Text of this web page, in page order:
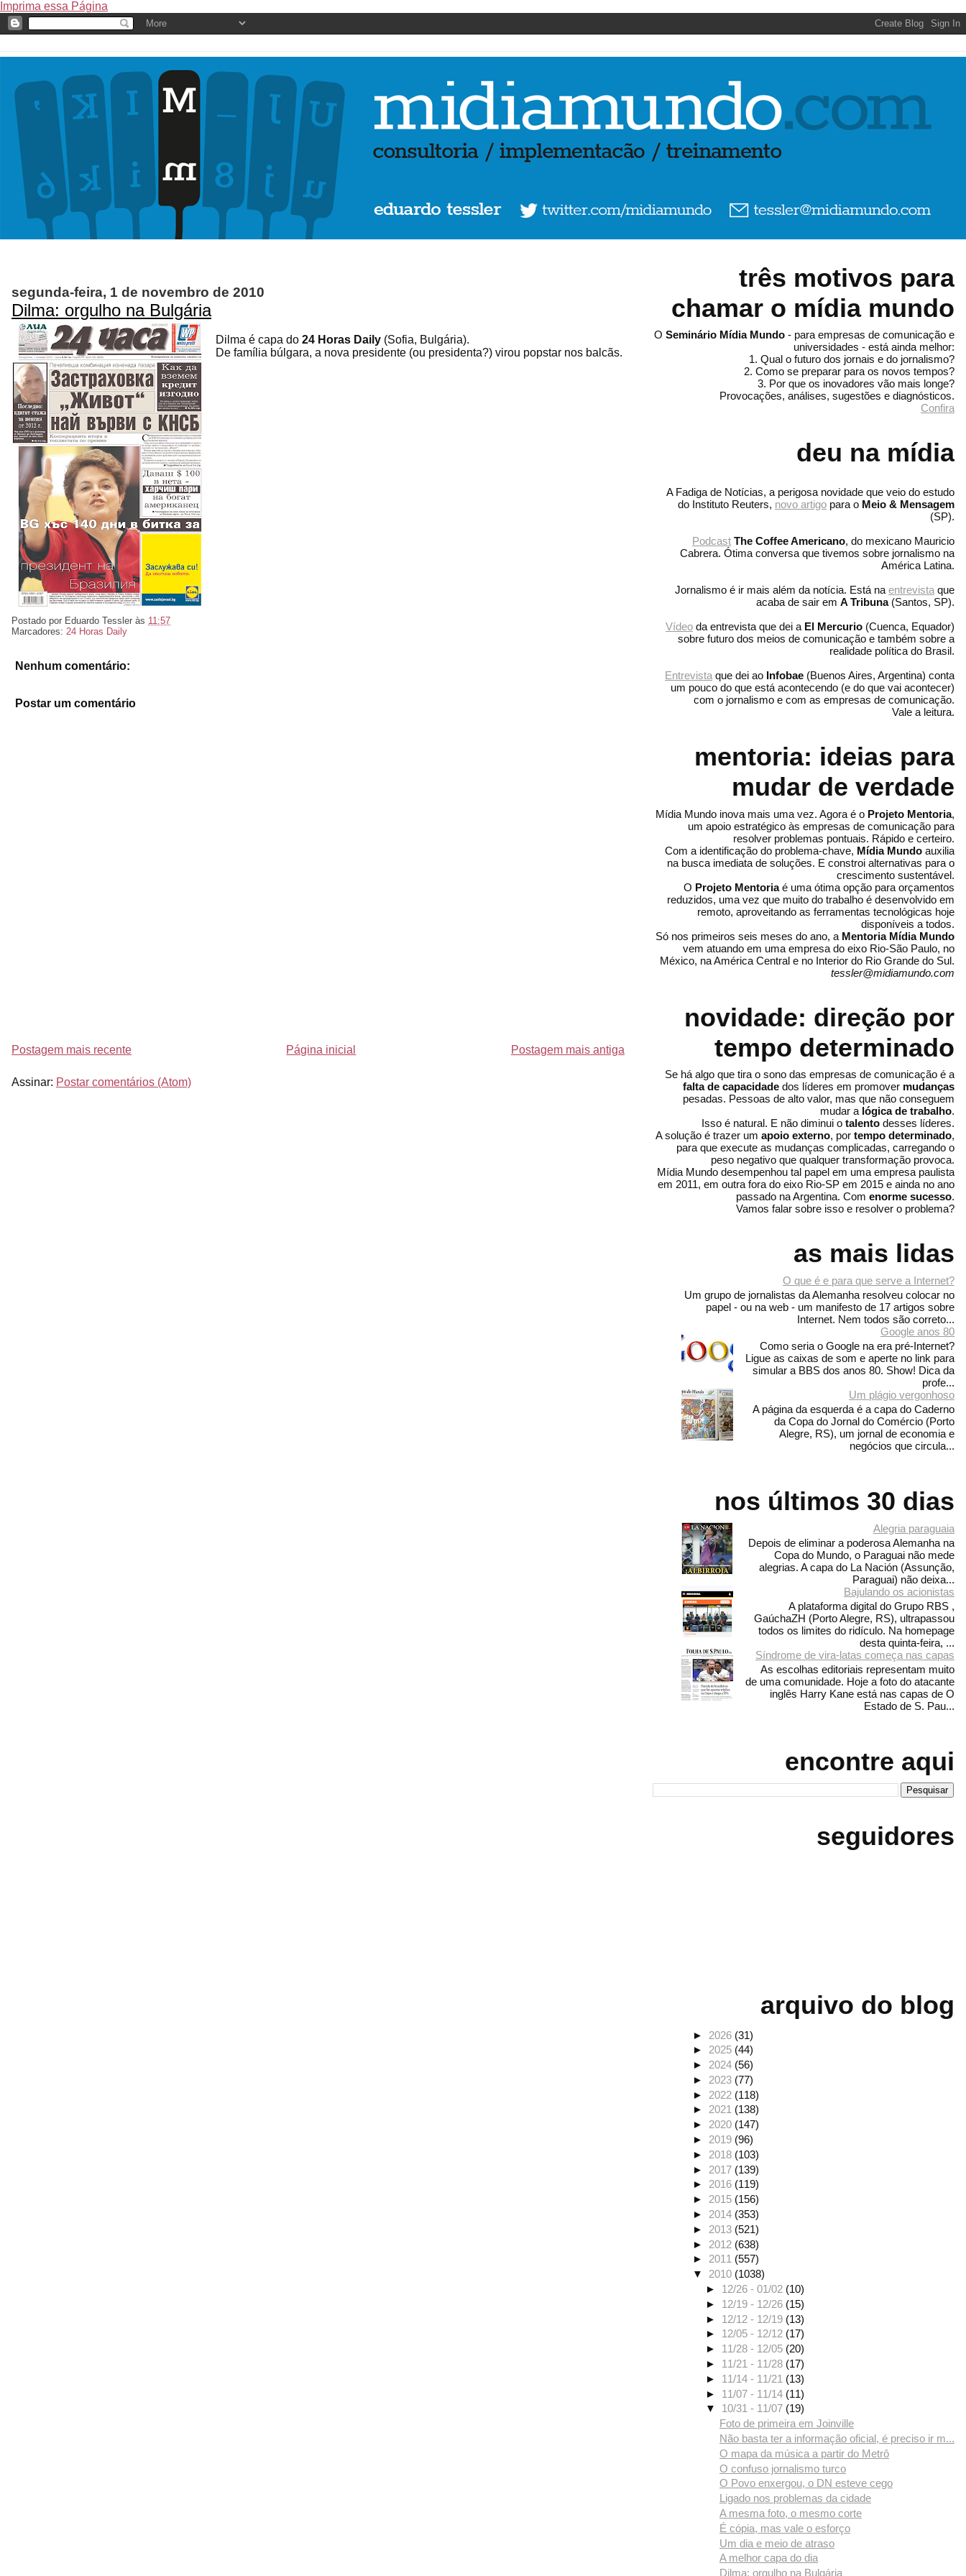
Imprima essa Página
segunda-feira, 1 de novembro de 2010
Dilma: orgulho na Bulgária
Dilma é capa do 24 Horas Daily (Sofia, Bulgária).
De família búlgara, a nova presidente (ou presidenta?) virou popstar nos balcãs.
Postado por Eduardo Tessler às 11:57
Marcadores: 24 Horas Daily
Nenhum comentário:
Postar um comentário
Postagem mais recente Postagem mais antiga
Página inicial
Assinar: Postar comentários (Atom)
três motivos para
chamar o mídia mundo
O Seminário Mídia Mundo - para empresas de comunicação e
universidades - está ainda melhor:
1. Qual o futuro dos jornais e do jornalismo?
2. Como se preparar para os novos tempos?
3. Por que os inovadores vão mais longe?
Provocações, análises, sugestões e diagnósticos.
Confira
deu na mídia
A Fadiga de Notícias, a perigosa novidade que veio do estudo
do Instituto Reuters, novo artigo para o Meio & Mensagem
(SP).
Podcast The Coffee Americano, do mexicano Mauricio
Cabrera. Ótima conversa que tivemos sobre jornalismo na
América Latina.
Jornalismo é ir mais além da notícia. Está na entrevista que
acaba de sair em A Tribuna(Santos, SP).
Vídeo da entrevista que dei a El Mercurio (Cuenca, Equador)
sobre futuro dos meios de comunicação e também sobre a
realidade política do Brasil.
Entrevista que dei ao Infobae (Buenos Aires, Argentina) conta
um pouco do que está acontecendo (e do que vai acontecer)
com o jornalismo e com as empresas de comunicação.
Vale a leitura.
mentoria: ideias para
mudar de verdade
Mídia Mundo inova mais uma vez. Agora é o Projeto Mentoria,
um apoio estratégico às empresas de comunicação para
resolver problemas pontuais. Rápido e certeiro.
Com a identificação do problema-chave, Mídia Mundo auxilia
na busca imediata de soluções. E constroi alternativas para o
crescimento sustentável.
O Projeto Mentoriaé uma ótima opção para orçamentos
reduzidos, uma vez que muito do trabalho é desenvolvido em
remoto, aproveitando as ferramentas tecnológicas hoje
disponíveis a todos.
Só nos primeiros seis meses do ano, a Mentoria Mídia Mundo
vem atuando em uma empresa do eixo Rio-São Paulo, no
México, na América Central e no Interior do Rio Grande do Sul.
tessler@midiamundo.com
novidade: direção por
tempo determinado
Se há algo que tira o sono das empresas de comunicação é a
falta de capacidade dos líderes em promover mudanças
pesadas. Pessoas de alto valor, mas que não conseguem
mudar a lógica de trabalho.
Isso é natural. E não diminui o talento desses líderes.
A solução é trazer um apoio externo, por tempo determinado,
para que execute as mudanças complicadas, carregando o
peso negativo que qualquer transformação provoca.
Mídia Mundo desempenhou tal papel em uma empresa paulista
em 2011, em outra fora do eixo Rio-SP em 2015 e ainda no ano
passado na Argentina. Com enorme sucesso.
Vamos falar sobre isso e resolver o problema?
as mais lidas
O que é e para que serve a Internet?
Um grupo de jornalistas da Alemanha resolveu colocar no
papel - ou na web - um manifesto de 17 artigos sobre
Internet. Nem todos são correto...
Google anos 80
Como seria o Google na era pré-Internet?
Ligue as caixas de som e aperte no link para
simular a BBS dos anos 80. Show! Dica da
profe...
Um plágio vergonhoso
A página da esquerda é a capa do Caderno
da Copa do Jornal do Comércio (Porto
Alegre, RS), um jornal de economia e
negócios que circula...
nos últimos 30 dias
Alegria paraguaia
Depois de eliminar a poderosa Alemanha na
Copa do Mundo, o Paraguai não mede
alegrias. A capa do La Nación (Assunção,
Paraguai) não deixa...
Bajulando os acionistas
A plataforma digital do Grupo RBS ,
GaúchaZH (Porto Alegre, RS), ultrapassou
todos os limites do ridículo. Na homepage
desta quinta-feira, ...
Síndrome de vira-latas começa nas capas
As escolhas editoriais representam muito
de uma comunidade. Hoje a foto do atacante
inglês Harry Kane está nas capas de O
Estado de S. Pau...
encontre aqui
seguidores
arquivo do blog
► 2026 (31)
► 2025 (44)
► 2024 (56)
► 2023 (77)
► 2022 (118)
►2021 (138)
► 2020 (147)
► 2019 (96)
► 2018 (103)
► 2017 (139)
►2016 (119)
► 2015 (156)
► 2014 (353)
► 2013 (521)
► 2012 (638)
►2011 (557)
▼ 2010 (1038)
► 12/26 - 01/02 (10)
► 12/19 - 12/26 (15)
► 12/12 - 12/19 (13)
► 12/05 - 12/12 (17)
► 11/28 - 12/05 (20)
► 11/21 - 11/28 (17)
► 11/14 - 11/21 (13)
► 11/07 - 11/14 (11)
▼ 10/31 - 11/07 (19)
Foto de primeira em Joinville
Não basta ter a informação oficial, é preciso ir m...
O mapa da música a partir do Metrô
O confuso jornalismo turco
O Povo enxergou, o DN esteve cego
Ligado nos problemas da cidade
A mesma foto, o mesmo corte
É cópia, mas vale o esforço
Um dia e meio de atraso
A melhor capa do dia
Dilma: orgulho na Bulgária